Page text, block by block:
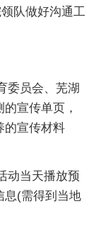
队做好沟通工
员会、芜湖
宣传单页，
的宣传材料
当天播放预
息(需得到当地